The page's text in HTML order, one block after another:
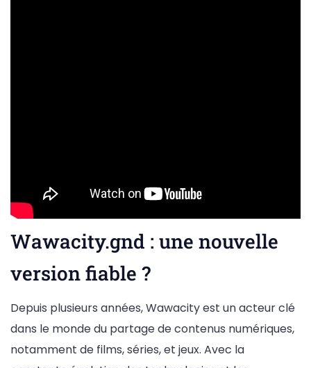
Wawacity.gnd : une nouvelle
version fiable ?
Depuis plusieurs années, Wawacity est un acteur clé
dans le monde du partage de contenus numériques,
notamment de films, séries, et jeux. Avec la